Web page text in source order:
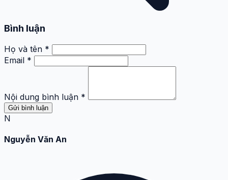
Bình luận
Họ và tên *
Email *
Nội dung bình luận *
Gửi bình luận
N
Nguyễn Văn An